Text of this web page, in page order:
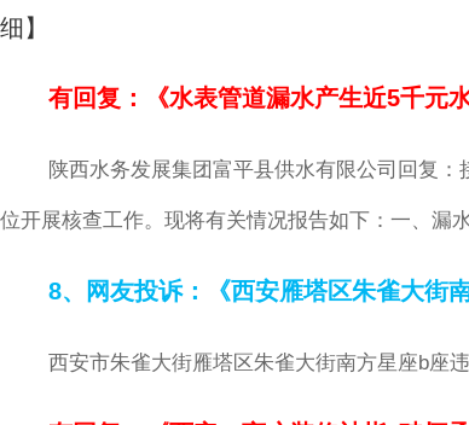
细】
有回复：《水表管道漏水产生近5千元
陕西水务发展集团富平县供水有限公司回复
位开展核查工作。现将有关情况报告如下：一、漏
8、网友投诉：《西安雁塔区朱雀大街
西安市朱雀大街雁塔区朱雀大街南方星座b座